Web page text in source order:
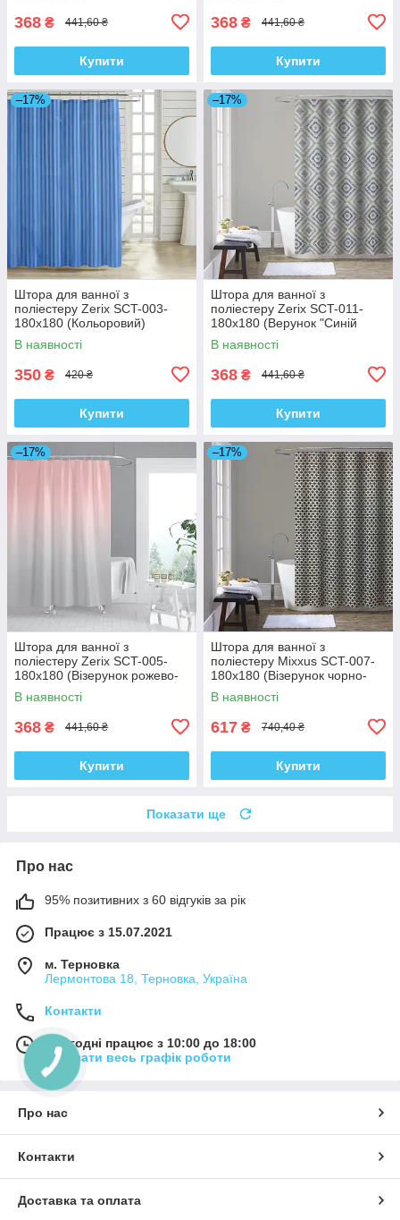
368 ₴ 441,60 ₴
Купити
368 ₴ 441,60 ₴
Купити
–17%
Штора для ванної з
поліестеру Zerix SCT-003-
180x180 (Кольоровий)
(ZX4994)
В наявності
350 ₴ 420 ₴
Купити
–17%
Штора для ванної з
поліестеру Zerix SCT-011-
180x180 (Верунок "Синій
ромб на сірому") (ZX4982)
В наявності
368 ₴ 441,60 ₴
Купити
–17%
Штора для ванної з
поліестеру Zerix SCT-005-
180x180 (Візерунок рожево-
сірий) (ZX4989)
В наявності
368 ₴ 441,60 ₴
Купити
–17%
Штора для ванної з
поліестеру Mixxus SCT-007-
180x180 (Візерунок чорно-
білий) (AC0648)
В наявності
617 ₴ 740,40 ₴
Купити
Показати ще
Про нас
95% позитивних з 60 відгуків за рік
Працює з 15.07.2021
м. Терновка
Лермонтова 18, Терновка, Україна
Контакти
Сьогодні працює з 10:00 до 18:00
Показати весь графік роботи
Про нас
Контакти
Доставка та оплата